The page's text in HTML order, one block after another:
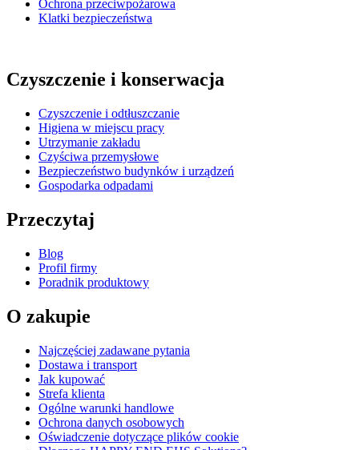
Ochrona przeciwpożarowa
Klatki bezpieczeństwa
Czyszczenie i konserwacja
Czyszczenie i odtłuszczanie
Higiena w miejscu pracy
Utrzymanie zakładu
Czyściwa przemysłowe
Bezpieczeństwo budynków i urządzeń
Gospodarka odpadami
Przeczytaj
Blog
Profil firmy
Poradnik produktowy
O zakupie
Najczęściej zadawane pytania
Dostawa i transport
Jak kupować
Strefa klienta
Ogólne warunki handlowe
Ochrona danych osobowych
Oświadczenie dotyczące plików cookie